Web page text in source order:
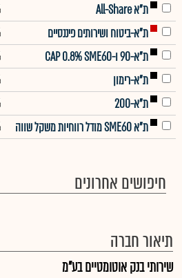
ת"א All-Share
ת"א-ביטוח ושירותים פיננסיים
ת"א-90 ו-CAP 0.8% SME60
ת"א-רימון
ת"א-200
ת"א SME60 מודל רווחיות משקל שווה
חיפושים אחרונים
תיאור חברה
שירותי בנק אוטומטיים בע"מ